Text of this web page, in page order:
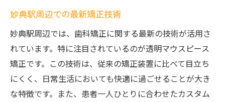
見た目を気にしない安心感
透明マウスピースがもたらす新しい自信
歯科矯正における見た目の重要性
妙典駅近くで始めよう透明マウスピース矯正の
効果
妙典駅周辺での最新矯正技術
妙典駅周辺では、歯科矯正に関する最新の技術が活用さ
れています。特に注目されているのが透明マウスピース
矯正です。この技術は、従来の矯正装置に比べて目立ち
にくく、日常生活においても快適に過ごせることが大き
な特徴です。また、患者一人ひとりに合わせたカスタム